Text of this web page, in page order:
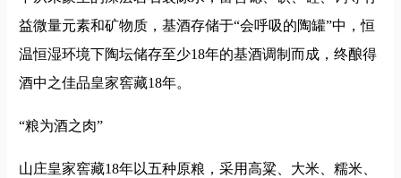
益微量元素和矿物质，基酒存储于“会呼吸的陶罐”中，恒
温恒湿环境下陶坛储存至少18年的基酒调制而成，终酿得
酒中之佳品皇家窖藏18年。
“粮为酒之肉”
山庄皇家窖藏18年以五种原粮，采用高粱、大米、糯米、